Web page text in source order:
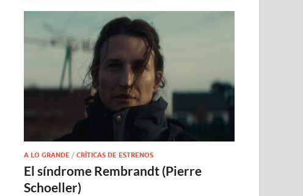
A LO GRANDE /CRÍTICAS DE ESTRENOS
El síndrome Rembrandt (Pierre
Schoeller)